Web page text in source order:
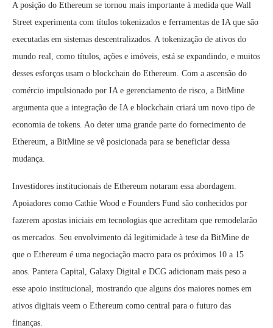
A posição do Ethereum se tornou mais importante à medida que Wall
Street experimenta com títulos tokenizados e ferramentas de IA que são
executadas em sistemas descentralizados. A tokenização de ativos do
mundo real, como títulos, ações e imóveis, está se expandindo, e muitos
desses esforços usam o blockchain do Ethereum. Com a ascensão do
comércio impulsionado por IA e gerenciamento de risco, a BitMine
argumenta que a integração de IA e blockchain criará um novo tipo de
economia de tokens. Ao deter uma grande parte do fornecimento de
Ethereum, a BitMine se vê posicionada para se beneficiar dessa
mudança.
Investidores institucionais de Ethereum notaram essa abordagem.
Apoiadores como Cathie Wood e Founders Fund são conhecidos por
fazerem apostas iniciais em tecnologias que acreditam que remodelarão
os mercados. Seu envolvimento dá legitimidade à tese da BitMine de
que o Ethereum é uma negociação macro para os próximos 10 a 15
anos. Pantera Capital, Galaxy Digital e DCG adicionam mais peso a
esse apoio institucional, mostrando que alguns dos maiores nomes em
ativos digitais veem o Ethereum como central para o futuro das
finanças.